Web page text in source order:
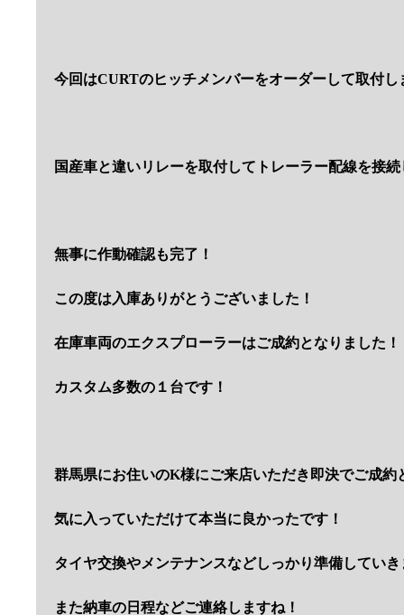
今回はCURTのヒッチメンバーをオーダーして取付し
国産車と違いリレーを取付してトレーラー配線を接
無事に作動確認も完了！
この度は入庫ありがとうございました！
在庫車両のエクスプローラーはご成約となりました！
カスタム多数の１台です！
群馬県にお住いのK様にご来店いただき即決でご成約
気に入っていただけて本当に良かったです！
タイヤ交換やメンテナンスなどしっかり準備してい
また納車の日程などご連絡しますね！